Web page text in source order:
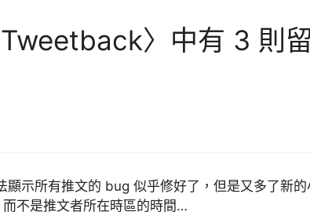
〉中有 3 則
顯示所有推文的 bug 似乎修好了，但是又多了新的
不是推文者所在時區的時間…